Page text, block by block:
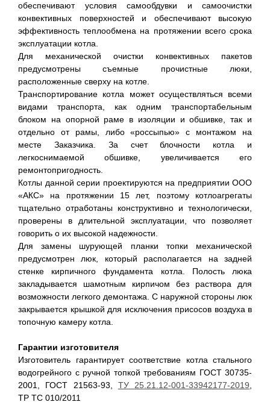
обеспечивают условия самообдувки и самоочистки
конвективных поверхностей и обеспечивают высокую
эффективность теплообмена на протяжении всего срока
эксплуатации котла.
Для механической очистки конвективных пакетов
предусмотрены съемные прочистные люки,
расположенные сверху на котле.
Транспортирование котла может осуществляться всеми
видами транспорта, как одним транспортабельным
блоком на опорной раме в изоляции и обшивке, так и
отдельно от рамы, либо «россыпью» с монтажом на
месте Заказчика. За счет блочности котла и
легкоснимаемой обшивке, увеличивается его
ремонтопригодность.
Котлы данной серии проектируются на предприятии ООО
«АКС» на протяжении 15 лет, поэтому котлоагрегаты
тщательно отработаны конструктивно и технологически,
проверены в длительной эксплуатации, что позволяет
говорить о их высокой надежности.
Для замены шурующей планки топки механической
предусмотрен люк, который располагается на задней
стенке кирпичного фундамента котла. Полость люка
закладывается шамотным кирпичом без раствора для
возможности легкого демонтажа. С наружной стороны люк
закрывается крышкой для исключения присосов воздуха в
топочную камеру котла.
Гарантии изготовителя
Изготовитель гарантирует соответствие котла стального
водогрейного с ручной топкой требованиям ГОСТ 30735-
2001, ГОСТ 21563-93, ТУ 25.21.12-001-33942177-2019,
ТР ТС 010/2011